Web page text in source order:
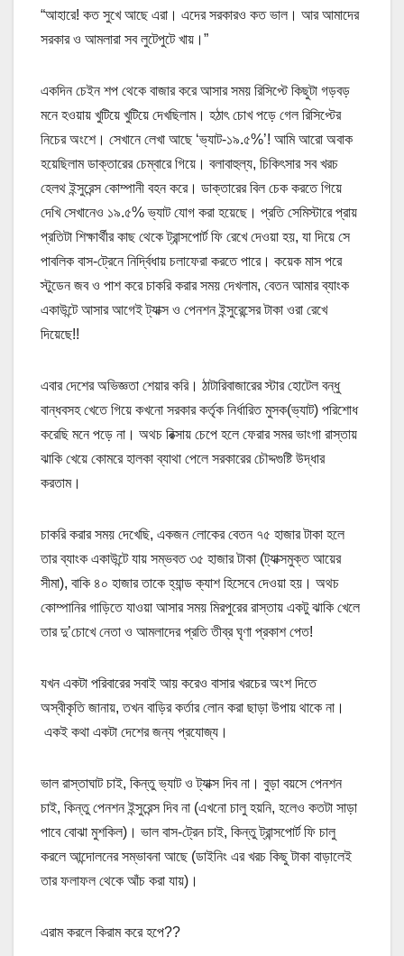
“আহারে! কত সুখে আছে এরা। এদের সরকারও কত ভাল। আর আমাদের
সরকার ও আমলারা সব লুটেপুটে খায়।”
একদিন চেইন শপ থেকে বাজার করে আসার সময় রিসিপ্টে কিছুটা গড়বড়
মনে হওয়ায় খুটিয়ে খুটিয়ে দেখছিলাম। হঠাৎ চোখ পড়ে গেল রিসিপ্টের
নিচের অংশে। সেখানে লেখা আছে ‘ভ্যাট-১৯.৫%’! আমি আরো অবাক
হয়েছিলাম ডাক্তারের চেম্বারে গিয়ে। বলাবাহুল্য, চিকিৎসার সব খরচ
হেলথ ইন্সুরেন্স কোম্পানী বহন করে। ডাক্তারের বিল চেক করতে গিয়ে
দেখি সেখানেও ১৯.৫% ভ্যাট যোগ করা হয়েছে। প্রতি সেমিস্টারে প্রায়
প্রতিটা শিক্ষার্থীর কাছ থেকে ট্রান্সপোর্ট ফি রেখে দেওয়া হয়, যা দিয়ে সে
পাবলিক বাস-ট্রেনে নির্দ্বিধায় চলাফেরা করতে পারে। কয়েক মাস পরে
স্টুডেন জব ও পাশ করে চাকরি করার সময় দেখলাম, বেতন আমার ব্যাংক
একাউন্টে আসার আগেই ট্যাক্স ও পেনশন ইন্সুরেন্সের টাকা ওরা রেখে
দিয়েছে!!
এবার দেশের অভিজ্ঞতা শেয়ার করি। ঠাটারিবাজারের স্টার হোটেল বন্ধু
বান্ধবসহ খেতে গিয়ে কখনো সরকার কর্তৃক নির্ধারিত মুসক(ভ্যাট) পরিশোধ
করেছি মনে পড়ে না। অথচ রিক্সায় চেপে হলে ফেরার সমর ভাংগা রাস্তায়
ঝাকি খেয়ে কোমরে হালকা ব্যাথা পেলে সরকারের চৌদ্দগুষ্টি উদ্ধার
করতাম।
চাকরি করার সময় দেখেছি, একজন লোকের বেতন ৭৫ হাজার টাকা হলে
তার ব্যাংক একাউন্টে যায় সম্ভবত ৩৫ হাজার টাকা (ট্যাক্সমুক্ত আয়ের
সীমা), বাকি ৪০ হাজার তাকে হ্যান্ড ক্যাশ হিসেবে দেওয়া হয়। অথচ
কোম্পানির গাড়িতে যাওয়া আসার সময় মিরপুরের রাস্তায় একটু ঝাকি খেলে
তার দু’চোখে নেতা ও আমলাদের প্রতি তীব্র ঘৃণা প্রকাশ পেত!
যখন একটা পরিবারের সবাই আয় করেও বাসার খরচের অংশ দিতে
অস্বীকৃতি জানায়, তখন বাড়ির কর্তার লোন করা ছাড়া উপায় থাকে না।
একই কথা একটা দেশের জন্য প্রযোজ্য।
ভাল রাস্তাঘাট চাই, কিন্তু ভ্যাট ও ট্যাক্স দিব না। বুড়া বয়সে পেনশন
চাই, কিন্তু পেনশন ইন্সুরেন্স দিব না (এখনো চালু হয়নি, হলেও কতটা সাড়া
পাবে বোঝা মুশকিল)। ভাল বাস-ট্রেন চাই, কিন্তু ট্রান্সপোর্ট ফি চালু
করলে আন্দোলনের সম্ভাবনা আছে (ডাইনিং এর খরচ কিছু টাকা বাড়ালেই
তার ফলাফল থেকে আঁচ করা যায়)।
এরাম করলে কিরাম করে হপে??